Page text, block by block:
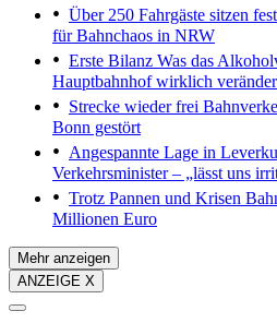
Über 250 Fahrgäste sitzen fest
für Bahnchaos in NRW
Erste Bilanz Was das
Hauptbahnhof wirklich
Strecke wieder frei
Bonn gestört
Angespannte Lage in
Verkehrsminister – „lässt uns
Trotz Pannen und Krisen
Millionen Euro
Mehr anzeigen
ANZEIGE X